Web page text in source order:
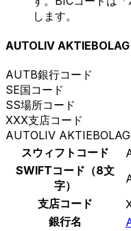
します。
AUTOLIV AKTIEBOLAG
AUTB銀行コード
SE国コード
SS場所コード
XXX支店コード
AUTOLIV
スウィフトコード
SWIFTコード（8文
字）
支店コード
銀行名